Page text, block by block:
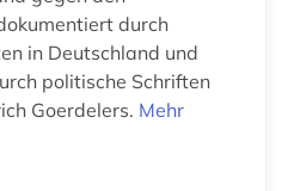
durch
in Deutschland und
politische Schriften
Goerdelers. Mehr